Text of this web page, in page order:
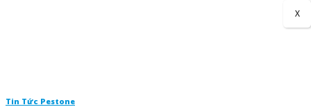
Tin Tức Pestone
X